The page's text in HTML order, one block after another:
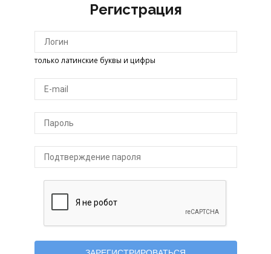
Регистрация
только латинские буквы и цифры